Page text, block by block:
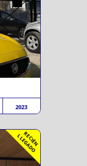
2023
R
E
C
I
É
N
L
L
E
G
A
D
O